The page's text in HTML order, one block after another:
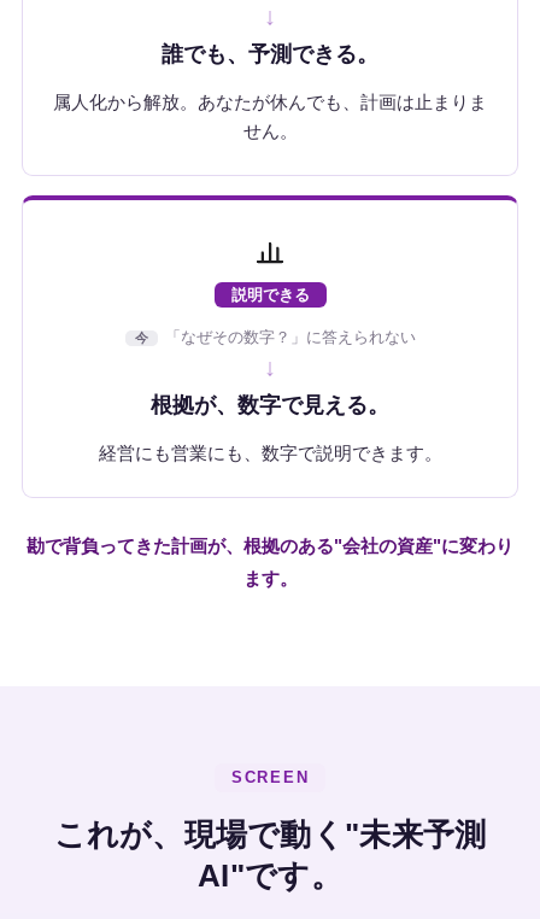
↓
誰でも、予測できる。
属人化から解放。あなたが休んでも、計画は止まりま
せん。
説明できる
今 「なぜその数字？」に答えられない
↓
根拠が、数字で見える。
経営にも営業にも、数字で説明できます。
勘で背負ってきた計画が、根拠のある"会社の資産"に変わり
ます。
SCREEN
これが、現場で動く"未来予測
AI"です。